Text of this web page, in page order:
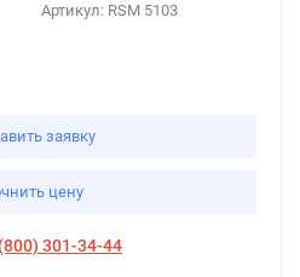
Артикул: RSM 5103
заявку
цену
301-34-44